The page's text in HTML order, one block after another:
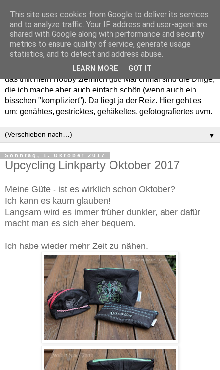
Willkommen in meinem "Wohnzimmer". Einfach und schön -
das trifft mein Hobby ziemlich gut! Manchmal sind die Dinge,
die ich mache aber auch einfach schön (wenn auch ein
bisschen "kompliziert"). Da liegt ja der Reiz. Hier geht es
um: genähtes, gestricktes, gehäkeltes, gefotografiertes uvm.
▼
Sonntag, 1. Oktober 2017
Upcycling Linkparty Oktober 2017
Meine Güte - ist es wirklich schon Oktober?
Ich kann es kaum glauben!
Langsam wird es immer früher dunkler, aber dafür
macht man es sich eher bequem.
Ich habe wieder mehr Zeit zu nähen.
This site uses cookies from Google to deliver its services
and to analyze traffic. Your IP address and user-agent are
shared with Google along with performance and security
metrics to ensure quality of service, generate usage
statistics, and to detect and address abuse.
LEARN MORE GOT IT